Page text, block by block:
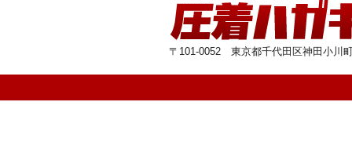
〒101-0052 東京都千代田区神田小川